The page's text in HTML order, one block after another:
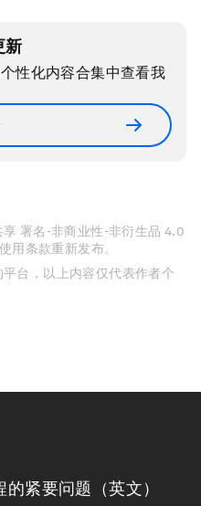
新
性化内容合集中查看我
署名-非商业性-非衍生品 4.0
用条款重新发布。
台，以上内容仅代表作者个
紧要问题（英文）